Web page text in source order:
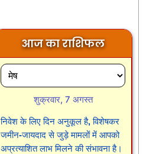
आज का राशिफल
शुक्रवार, 7 अगस्त
निवेश के लिए दिन अनुकूल है, विशेषकर
जमीन-जायदाद से जुड़े मामलों में आपको
अप्रत्याशित लाभ मिलने की संभावना है।